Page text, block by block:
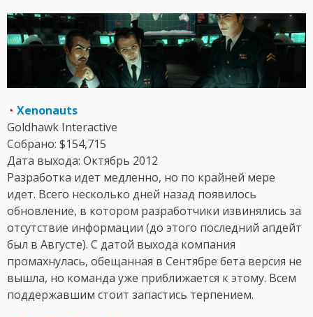
◔ Xenonauts
Goldhawk Interactive
Собрано: $154,715
Дата выхода: Октябрь 2012
Разработка идет медленно, но по крайней мере
идет. Всего несколько дней назад появилось
обновление, в котором разработчики извинялись за
отсутствие информации (до этого последний апдейт
был в Августе). С датой выхода компания
промахнулась, обещанная в Сентябре бета версия не
вышла, но команда уже приближается к этому. Всем
поддержавшим стоит запастись терпением.